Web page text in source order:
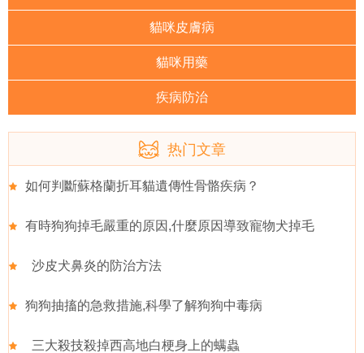
貓咪皮膚病
貓咪用藥
疾病防治
热门文章
如何判斷蘇格蘭折耳貓遺傳性骨骼疾病？
有時狗狗掉毛嚴重的原因,什麼原因導致寵物犬掉毛
沙皮犬鼻炎的防治方法
狗狗抽搐的急救措施,科學了解狗狗中毒病
三大殺技殺掉西高地白梗身上的螨蟲